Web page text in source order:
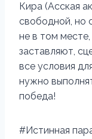
Кира (Асская
свободной, но
не в том
заставляют,
все условия
нужно
победа!
#Истинная